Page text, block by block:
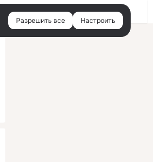
Войти
Разрешить все Настроить